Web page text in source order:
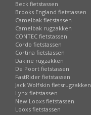
Beck fietstassen
Brooks England fietstassen
Camelbak fietstassen
Camelbak rugzakken
CONTEC fietstassen
Cordo fietstassen
Cortina fietstassen
Dakine rugzakken
De Poort fietstassen
FastRider fietstassen
Jack Wolfskin fietsrugzakken
Lynx fietstassen
New Looxs fietstassen
Looxs fietstassen